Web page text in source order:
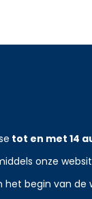
tot en met 14
onze
het begin van de